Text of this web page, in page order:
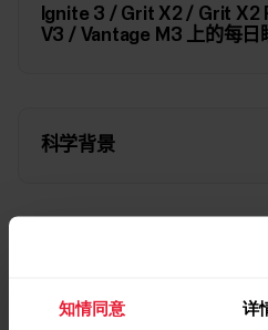
知情同意 详
Ignite 3 / Grit X2 / Grit
V3 / Vantage M3 上的每日
科学背景
延伸阅读